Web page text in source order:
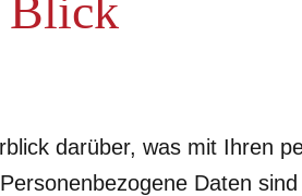
Blick
darüber, was mit Ihren
Daten